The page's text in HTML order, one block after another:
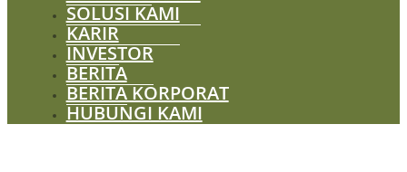
SOLUSI KAMI
KARIR
INVESTOR
BERITA
BERITA KORPORAT
HUBUNGI KAMI